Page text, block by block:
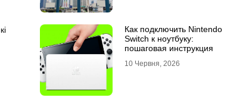
Как подключить Nintendo
Switch к ноутбуку:
пошаговая инструкция
10 Червня, 2026